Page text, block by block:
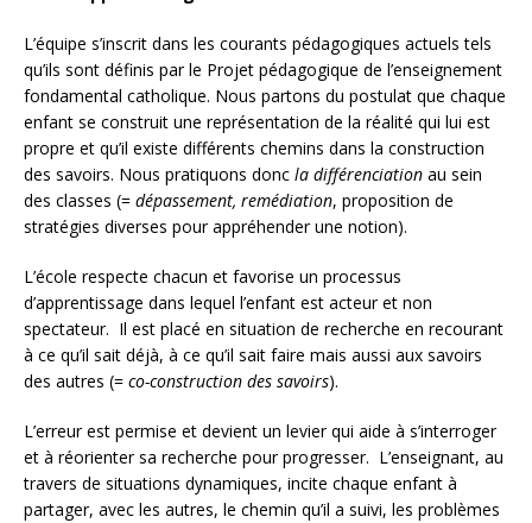
L’équipe s’inscrit dans les courants pédagogiques actuels tels
qu’ils sont définis par le Projet pédagogique de l’enseignement
fondamental catholique. Nous partons du postulat que chaque
enfant se construit une représentation de la réalité qui lui est
propre et qu’il existe différents chemins dans la construction
des savoirs. Nous pratiquons donc la différenciation au sein
des classes (= dépassement, remédiation, proposition de
stratégies diverses pour appréhender une notion).
L’école respecte chacun et favorise un processus
d’apprentissage dans lequel l’enfant est acteur et non
spectateur. Il est placé en situation de recherche en recourant
à ce qu’il sait déjà, à ce qu’il sait faire mais aussi aux savoirs
des autres (= co-construction des savoirs).
L’erreur est permise et devient un levier qui aide à s’interroger
et à réorienter sa recherche pour progresser. L’enseignant, au
travers de situations dynamiques, incite chaque enfant à
partager, avec les autres, le chemin qu’il a suivi, les problèmes